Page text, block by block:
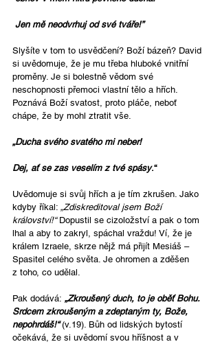
Jen mě neodvrhuj od své tváře!”
Slyšíte v tom to usvědčení? Boží bázeň? David
si uvědomuje, že je mu třeba hluboké vnitřní
proměny. Je si bolestně vědom své
neschopnosti přemoci vlastní tělo a hřích.
Poznává Boží svatost, proto pláče, neboť
chápe, že by mohl ztratit vše.
„Ducha svého svatého mi neber!
Dej, ať se zas veselím z tvé spásy.“
Uvědomuje si svůj hřích a je tím zkrušen. Jako
kdyby říkal: „Zdiskreditoval jsem Boží
království!“ Dopustil se cizoložství a pak o tom
lhal a aby to zakryl, spáchal vraždu! Ví, že je
králem Izraele, skrze nějž má přijít Mesiáš –
Spasitel celého světa. Je ohromen a zděšen
z toho, co udělal.
Pak dodává: „Zkroušený duch, to je oběť Bohu.
Srdcem zkroušeným a zdeptaným ty, Bože,
nepohrdáš!“ (v.19). Bůh od lidských bytostí
očekává, že si uvědomí svou hříšnost a v